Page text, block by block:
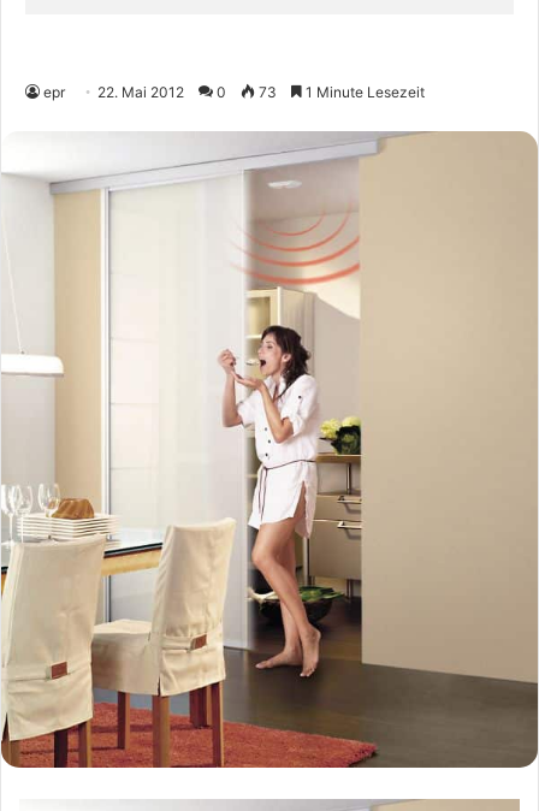
epr 22. Mai 2012 0 73 1 Minute Lesezeit